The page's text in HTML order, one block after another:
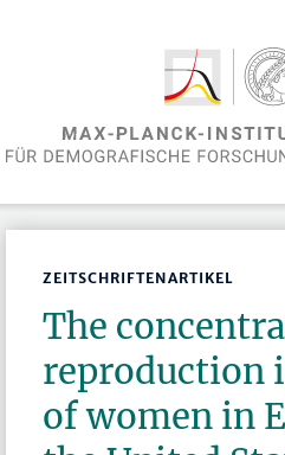
ZEITSCHRIFTENARTIKEL
The
reproduction
of women in